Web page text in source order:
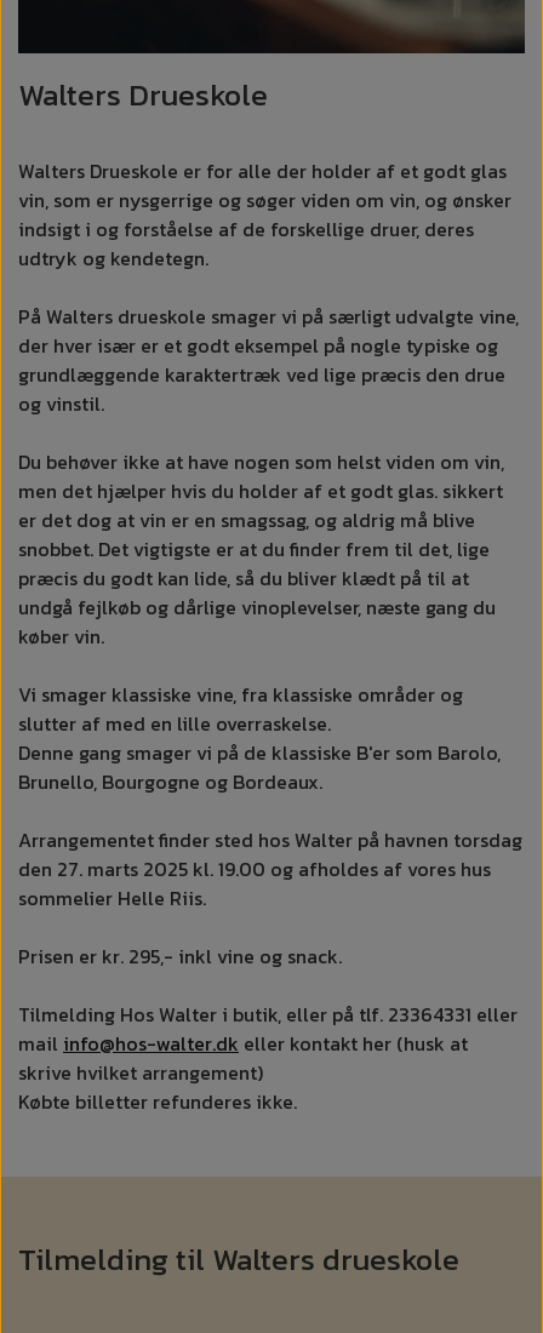
Walters Drueskole
Walters Drueskole er for alle der holder af et godt glas
vin, som er nysgerrige og søger viden om vin, og ønsker
indsigt i og forståelse af de forskellige druer, deres
udtryk og kendetegn.
På Walters drueskole smager vi på særligt udvalgte vine,
der hver især er et godt eksempel på nogle typiske og
grundlæggende karaktertræk ved lige præcis den drue
og vinstil.
Du behøver ikke at have nogen som helst viden om vin,
men det hjælper hvis du holder af et godt glas. sikkert
er det dog at vin er en smagssag, og aldrig må blive
snobbet. Det vigtigste er at du finder frem til det, lige
præcis du godt kan lide, så du bliver klædt på til at
undgå fejlkøb og dårlige vinoplevelser, næste gang du
køber vin.
Vi smager klassiske vine, fra klassiske områder og
slutter af med en lille overraskelse.
Denne gang smager vi på de klassiske B'er som Barolo,
Brunello, Bourgogne og Bordeaux.
Arrangementet finder sted hos Walter på havnen torsdag
den 27. marts 2025 kl. 19.00 og afholdes af vores hus
sommelier Helle Riis.
Prisen er kr. 295,- inkl vine og snack.
Tilmelding Hos Walter i butik, eller på tlf. 23364331 eller
mail info@hos-walter.dk eller kontakt her (husk at
skrive hvilket arrangement)
Købte billetter refunderes ikke.
Tilmelding til Walters drueskole